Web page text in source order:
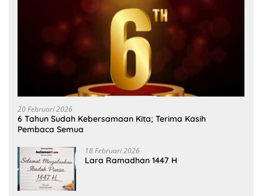
20 Februari 2026
6 Tahun Sudah Kebersamaan Kita; Terima Kasih
Pembaca Semua
18 Februari 2026
Lara Ramadhan 1447 H